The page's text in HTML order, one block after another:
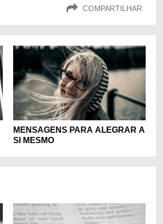
COMPARTILHAR
MENSAGENS PARA ALEGRAR A
SI MESMO